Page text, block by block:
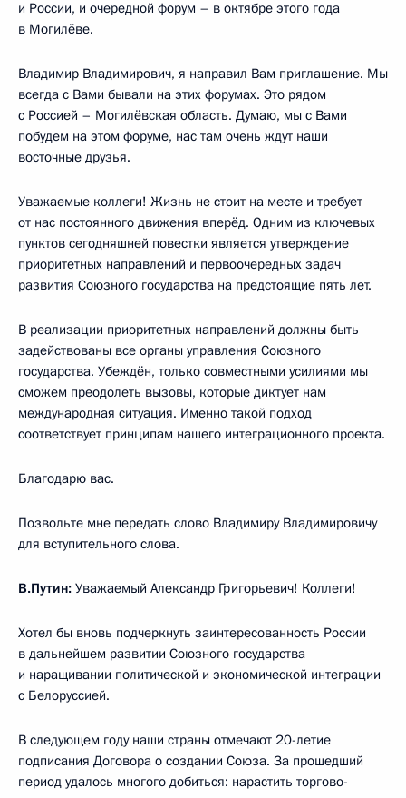
и России, и очередной форум – в октябре этого года
в Могилёве.
Владимир Владимирович, я направил Вам приглашение. Мы
всегда с Вами бывали на этих форумах. Это рядом
с Россией – Могилёвская область. Думаю, мы с Вами
побудем на этом форуме, нас там очень ждут наши
восточные друзья.
Уважаемые коллеги! Жизнь не стоит на месте и требует
от нас постоянного движения вперёд. Одним из ключевых
пунктов сегодняшней повестки является утверждение
приоритетных направлений и первоочередных задач
развития Союзного государства на предстоящие пять лет.
В реализации приоритетных направлений должны быть
задействованы все органы управления Союзного
государства. Убеждён, только совместными усилиями мы
сможем преодолеть вызовы, которые диктует нам
международная ситуация. Именно такой подход
соответствует принципам нашего интеграционного проекта.
Благодарю вас.
Позвольте мне передать слово Владимиру Владимировичу
для вступительного слова.
В.Путин: Уважаемый Александр Григорьевич! Коллеги!
Хотел бы вновь подчеркнуть заинтересованность России
в дальнейшем развитии Союзного государства
и наращивании политической и экономической интеграции
с Белоруссией.
В следующем году наши страны отмечают 20-летие
подписания Договора о создании Союза. За прошедший
период удалось многого добиться: нарастить торгово-